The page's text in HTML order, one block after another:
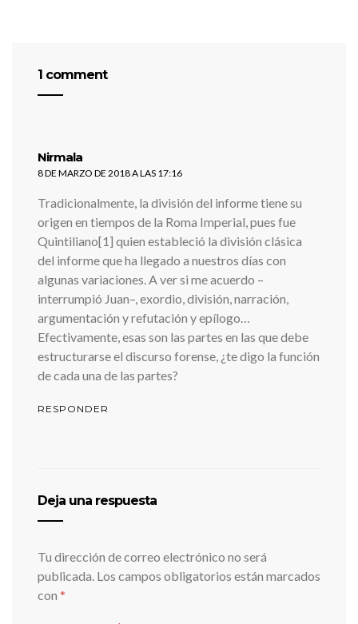
1 comment
Nirmala
8 DE MARZO DE 2018 A LAS 17:16
Tradicionalmente, la división del informe tiene su
origen en tiempos de la Roma Imperial, pues fue
Quintiliano[1] quien estableció la división clásica
del informe que ha llegado a nuestros días con
algunas variaciones. A ver si me acuerdo –
interrumpió Juan–, exordio, división, narración,
argumentación y refutación y epílogo…
Efectivamente, esas son las partes en las que debe
estructurarse el discurso forense, ¿te digo la función
de cada una de las partes?
RESPONDER
Deja una respuesta
Tu dirección de correo electrónico no será
publicada. Los campos obligatorios están marcados
con *